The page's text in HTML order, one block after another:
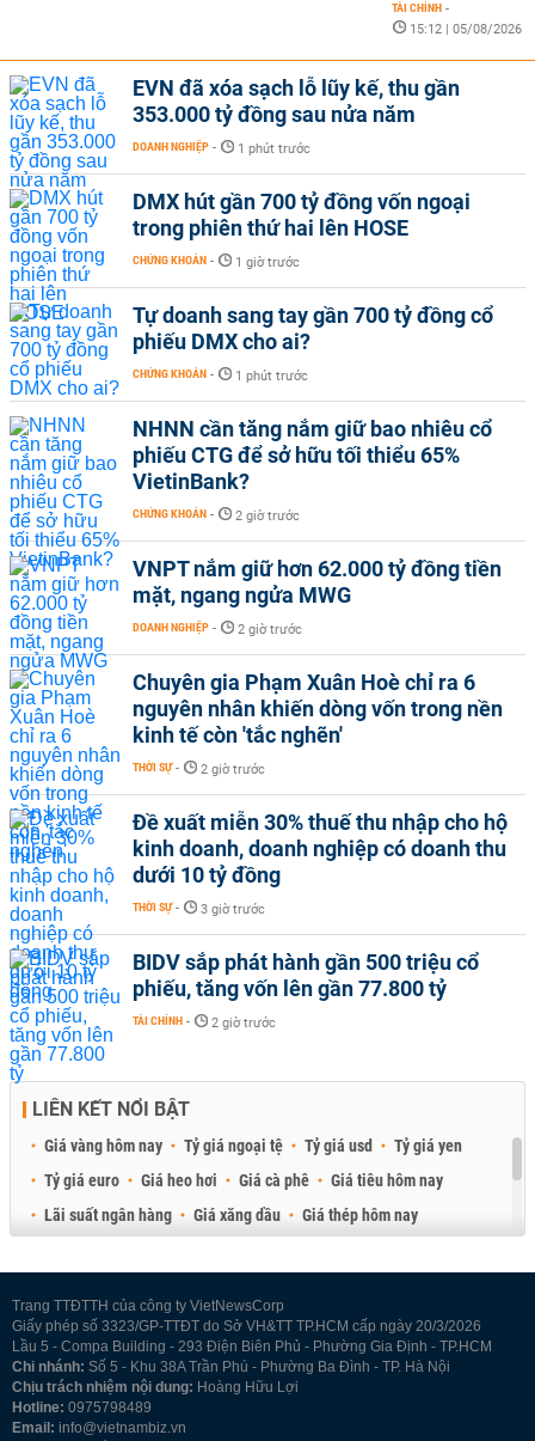
TÀI CHÍNH -
15:12 | 05/08/2026
EVN đã xóa sạch lỗ lũy kế, thu gần
353.000 tỷ đồng sau nửa năm
DOANH NGHIỆP - 1 phút trước
DMX hút gần 700 tỷ đồng vốn ngoại
trong phiên thứ hai lên HOSE
CHỨNG KHOÁN - 1 giờ trước
Tự doanh sang tay gần 700 tỷ đồng cổ
phiếu DMX cho ai?
CHỨNG KHOÁN - 1 phút trước
NHNN cần tăng nắm giữ bao nhiêu cổ
phiếu CTG để sở hữu tối thiểu 65%
VietinBank?
CHỨNG KHOÁN - 2 giờ trước
VNPT nắm giữ hơn 62.000 tỷ đồng tiền
mặt, ngang ngửa MWG
DOANH NGHIỆP - 2 giờ trước
Chuyên gia Phạm Xuân Hoè chỉ ra 6
nguyên nhân khiến dòng vốn trong nền
kinh tế còn 'tắc nghẽn'
THỜI SỰ - 2 giờ trước
Đề xuất miễn 30% thuế thu nhập cho hộ
kinh doanh, doanh nghiệp có doanh thu
dưới 10 tỷ đồng
THỜI SỰ - 3 giờ trước
BIDV sắp phát hành gần 500 triệu cổ
phiếu, tăng vốn lên gần 77.800 tỷ
TÀI CHÍNH - 2 giờ trước
LIÊN KẾT NỔI BẬT
Giá vàng hôm nay Tỷ giá ngoại tệ Tỷ giá usd
Tỷ giá yen
Tỷ giá euro
Giá heo hơi Giá cà phê
Giá tiêu hôm nay
Lãi suất ngân hàng
Giá xăng dầu
Giá thép hôm nay
Trang TTĐTTH của công ty VietNewsCorp
Giấy phép số 3323/GP-TTĐT do Sở VH&TT TP.HCM cấp ngày 20/3/2026
Lầu 5 - Compa Building - 293 Điện Biên Phủ - Phường Gia Định - TP.HCM
Chi nhánh: Số 5 - Khu 38A Trần Phú - Phường Ba Đình - TP. Hà Nội
Chịu trách nhiệm nội dung: Hoàng Hữu Lợi
Hotline: 0975798489
Email: info@vietnambiz.vn